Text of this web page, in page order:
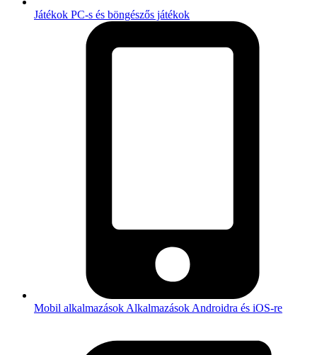
Játékok PC-s és böngészős játékok
Mobil alkalmazások Alkalmazások Androidra és iOS-re